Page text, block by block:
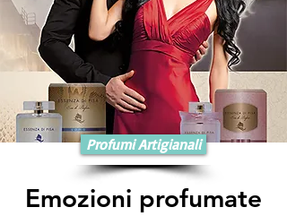
Profumi Artigianali
Emozioni profumate